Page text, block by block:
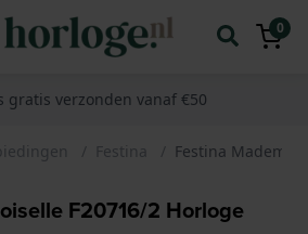
0
gratis verzonden vanaf €50
Festina Festina
F20716/2 Horloge